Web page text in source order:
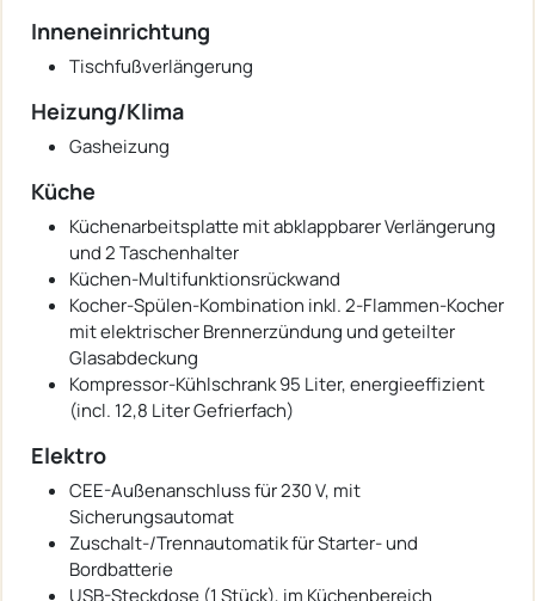
Inneneinrichtung
Tischfußverlängerung
Heizung/Klima
Gasheizung
Küche
Küchenarbeitsplatte mit abklappbarer Verlängerung
und 2 Taschenhalter
Küchen-Multifunktionsrückwand
Kocher-Spülen-Kombination inkl. 2-Flammen-Kocher
mit elektrischer Brennerzündung und geteilter
Glasabdeckung
Kompressor-Kühlschrank 95 Liter, energieeffizient
(incl. 12,8 Liter Gefrierfach)
Elektro
CEE-Außenanschluss für 230 V, mit
Sicherungsautomat
Zuschalt-/Trennautomatik für Starter- und
Bordbatterie
USB-Steckdose (1 Stück), im Küchenbereich